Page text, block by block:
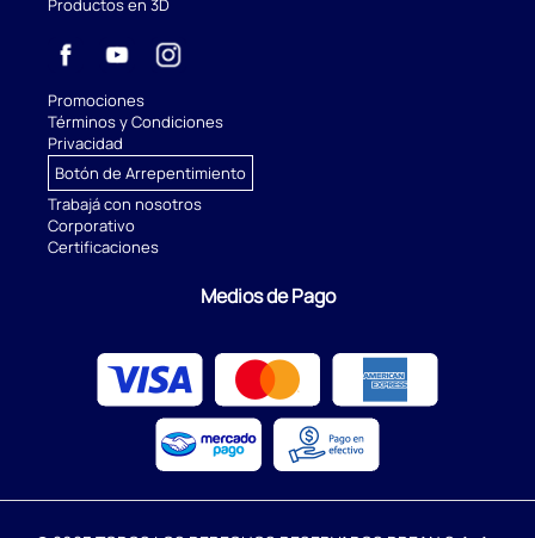
Promociones
Términos y Condiciones
Privacidad
Botón de Arrepentimiento
Trabajá con nosotros
Corporativo
Certificaciones
Medios de Pago